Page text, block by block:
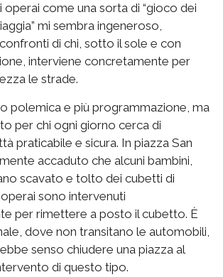
come una sorta di “gioco dei
mi sembra ingeneroso,
di chi, sotto il sole e con
interviene concretamente per
le strade.
polemica e più programmazione, ma
per chi ogni giorno cerca di
praticabile e sicura. In piazza San
accaduto che alcuni bambini,
scavato e tolto dei cubetti di
sono intervenuti
per rimettere a posto il cubetto. È
dove non transitano le automobili,
senso chiudere una piazza al
di questo tipo.